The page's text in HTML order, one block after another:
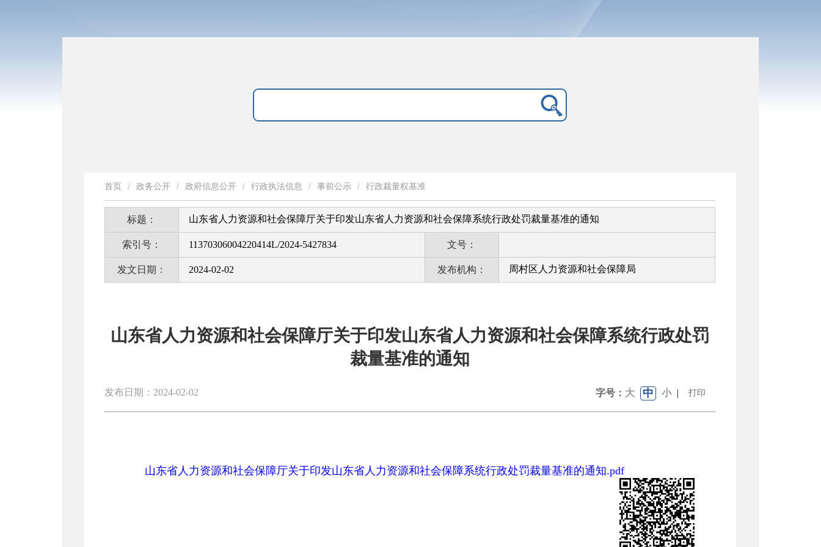
首页 / 政务公开 / 政府信息公开 / 行政执法信息 / 事前公示 / 行政裁量权基准
标题： 山东省人力资源和社会保障厅关于印发山东省人力资源和社会保障系统行政处罚裁量基准的通知
索引号： 11370306004220414L/2024-5427834 文号：
发文日期： 2024-02-02 发布机构： 周村区人力资源和社会保障局
山东省人力资源和社会保障厅关于印发山东省人力资源和社会保障系统行政处罚
裁量基准的通知
发布日期：2024-02-02 字号： 大 中 小 | 打印
山东省人力资源和社会保障厅关于印发山东省人力资源和社会保障系统行政处罚裁量基准的通知.pdf